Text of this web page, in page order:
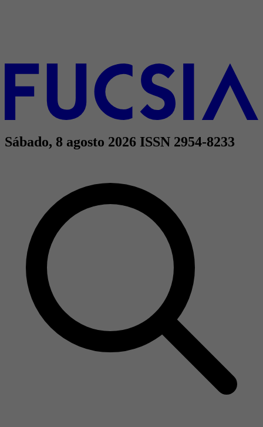
Sábado, 8 agosto 2026 ISSN 2954-8233